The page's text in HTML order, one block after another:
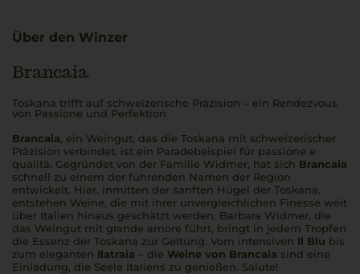
Über den Winzer
Brancaia
Toskana trifft auf schweizerische Präzision – ein Rendezvous
von Passione und Perfektion
Brancaia, ein Weingut, das die Toskana mit schweizerischer
Präzision verbindet, ist ein Paradebeispiel für passione e
qualità. Gegründet von der Familie Widmer, hat sich Brancaia
schnell zu einem der führenden Namen der Region
entwickelt. Hier, inmitten der sanften Hügel der Toskana,
entstehen Weine, die mit ihrer unvergleichlichen Finesse weit
über Italien hinaus geschätzt werden. Barbara Widmer, die
das Weingut mit grande amore führt, bringt in jedem Tropfen
die Essenz der Toskana zur Geltung. Vom intensiven Il Blu bis
zum eleganten Ilatraia – die Weine von Brancaia sind eine
Einladung, die Seele Italiens zu genießen. Salute!